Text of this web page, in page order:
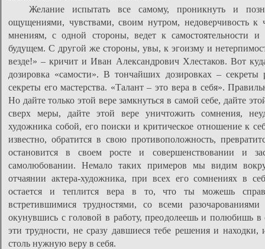
Желание испытать все самому, проникнуть и
ощущениями, чувствами, своим нутром, недоверчивость к
мнениям, с одной стороны, ведет к самостоятельности и
будущем. С другой же стороны, увы, к эгоизму и
везде!» – кричит и Иван Александрович Хлестаков. Вот
дозировка «самости». В тончайших дозировках – секреты
секреты его мастерства. «Талант – это вера в себя».
Но дайте только этой вере замкнуться в самой себе, дайте
сверх меры, дайте этой вере уничтожить сомнения,
художника собой, его поиски и критическое отношение к
известно, обратится в свою противоположность,
остановится в своем росте и совершенствовании и
самолюбовании. Немало таких примеров мы видим
отчаянии актера-художника, при всех его сомнениях в
остается и теплится вера в то, что ты можешь
встретившимися трудностями, со всеми
окунувшись с головой в работу, преодолеешь и полюбишь в
эти трудности, не сразу давшиеся тебе решения и находки,
столь нужную веру в себя.